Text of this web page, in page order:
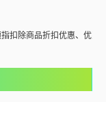
扣除商品折扣优惠、优惠